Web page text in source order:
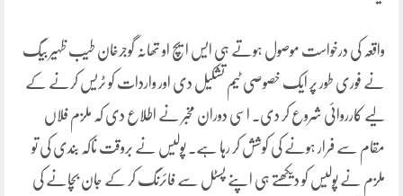
واقعہ کی درخواست موصول ہوتے ہی ایس ایچ او تھانہ گوجرخان طیب ظہیر بیگ
نے فوری طور پر ایک خصوصی ٹیم تشکیل دی اور واردات کو ٹریس کرنے کے
لیے کارروائی شروع کر دی۔ اسی دوران مخبر نے اطلاع دی کہ ملزم فلاں
مقام سے فرار ہونے کی کوشش کر رہا ہے۔ پولیس نے بروقت ناکہ بندی کی تو
ملزم نے پولیس کو دیکھتے ہی اپنے پسٹل سے فائرنگ کر کے جان بچانے کی